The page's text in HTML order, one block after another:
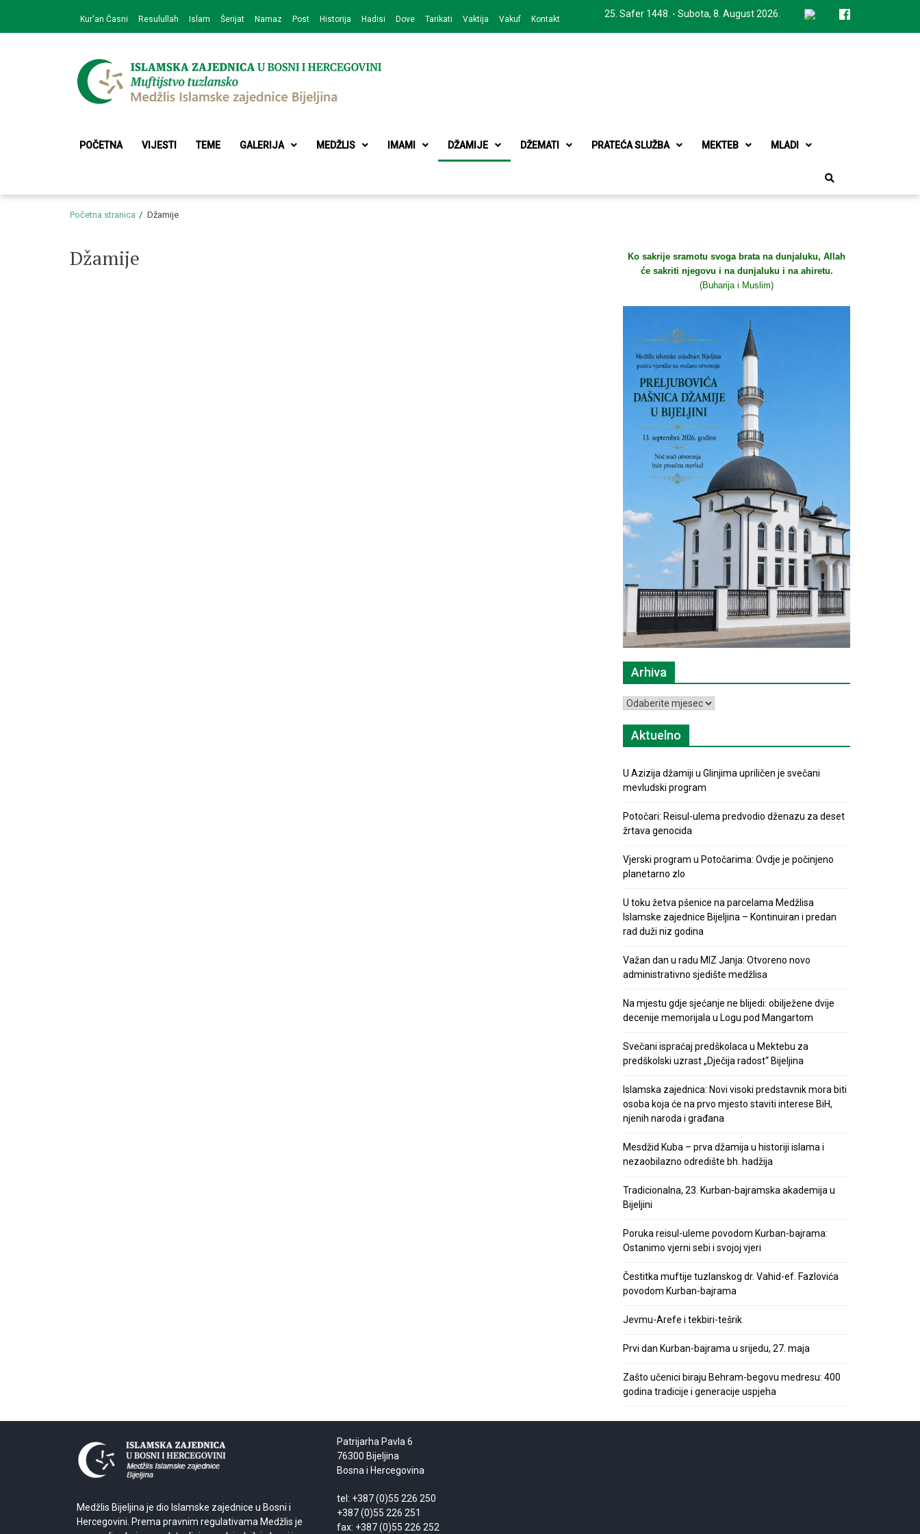
navigation
content
25. Safer 1448. - Subota, 8. August 2026.
Kur'an Časni Resulullah Islam Šerijat Namaz Post Historija Hadisi Dove Tarikati Vaktija Vakuf Kontakt
Medžlis Islamske zajednice Bijeljina
POČETNA VIJESTI TEME GALERIJA MEDŽLIS IMAMI DŽAMIJE DŽEMATI PRATEĆA SLUŽBA MEKTEB MLADI
Početna stranica Džamije
Džamije
Ko sakrije sramotu svoga brata na dunjaluku, Allah
će sakriti njegovu i na dunjaluku i na ahiretu.
(Buharija i Muslim)
Arhiva
Arhiva
Aktuelno
U Azizija džamiji u Glinjima upriličen je svečani
mevludski program
Potočari: Reisul-ulema predvodio dženazu za deset
žrtava genocida
Vjerski program u Potočarima: Ovdje je počinjeno
planetarno zlo
U toku žetva pšenice na parcelama Medžlisa
Islamske zajednice Bijeljina – Kontinuiran i predan
rad duži niz godina
Važan dan u radu MIZ Janja: Otvoreno novo
administrativno sjedište medžlisa
Na mjestu gdje sjećanje ne blijedi: obilježene dvije
decenije memorijala u Logu pod Mangartom
Svečani ispraćaj predškolaca u Mektebu za
predškolski uzrast „Dječija radost“ Bijeljina
Islamska zajednica: Novi visoki predstavnik mora biti
osoba koja će na prvo mjesto staviti interese BiH,
njenih naroda i građana
Mesdžid Kuba – prva džamija u historiji islama i
nezaobilazno odredište bh. hadžija
Tradicionalna, 23. Kurban-bajramska akademija u
Bijeljini
Poruka reisul-uleme povodom Kurban-bajrama:
Ostanimo vjerni sebi i svojoj vjeri
Čestitka muftije tuzlanskog dr. Vahid-ef. Fazlovića
povodom Kurban-bajrama
Jevmu-Arefe i tekbiri-tešrik
Prvi dan Kurban-bajrama u srijedu, 27. maja
Zašto učenici biraju Behram-begovu medresu: 400
godina tradicije i generacije uspjeha
Medžlis Bijeljina je dio Islamske zajednice u Bosni i
Hercegovini. Prema pravnim regulativama Medžlis je
Patrijarha Pavla 6
76300 Bijeljina
Bosna i Hercegovina
tel: +387 (0)55 226 250
+387 (0)55 226 251
fax: +387 (0)55 226 252